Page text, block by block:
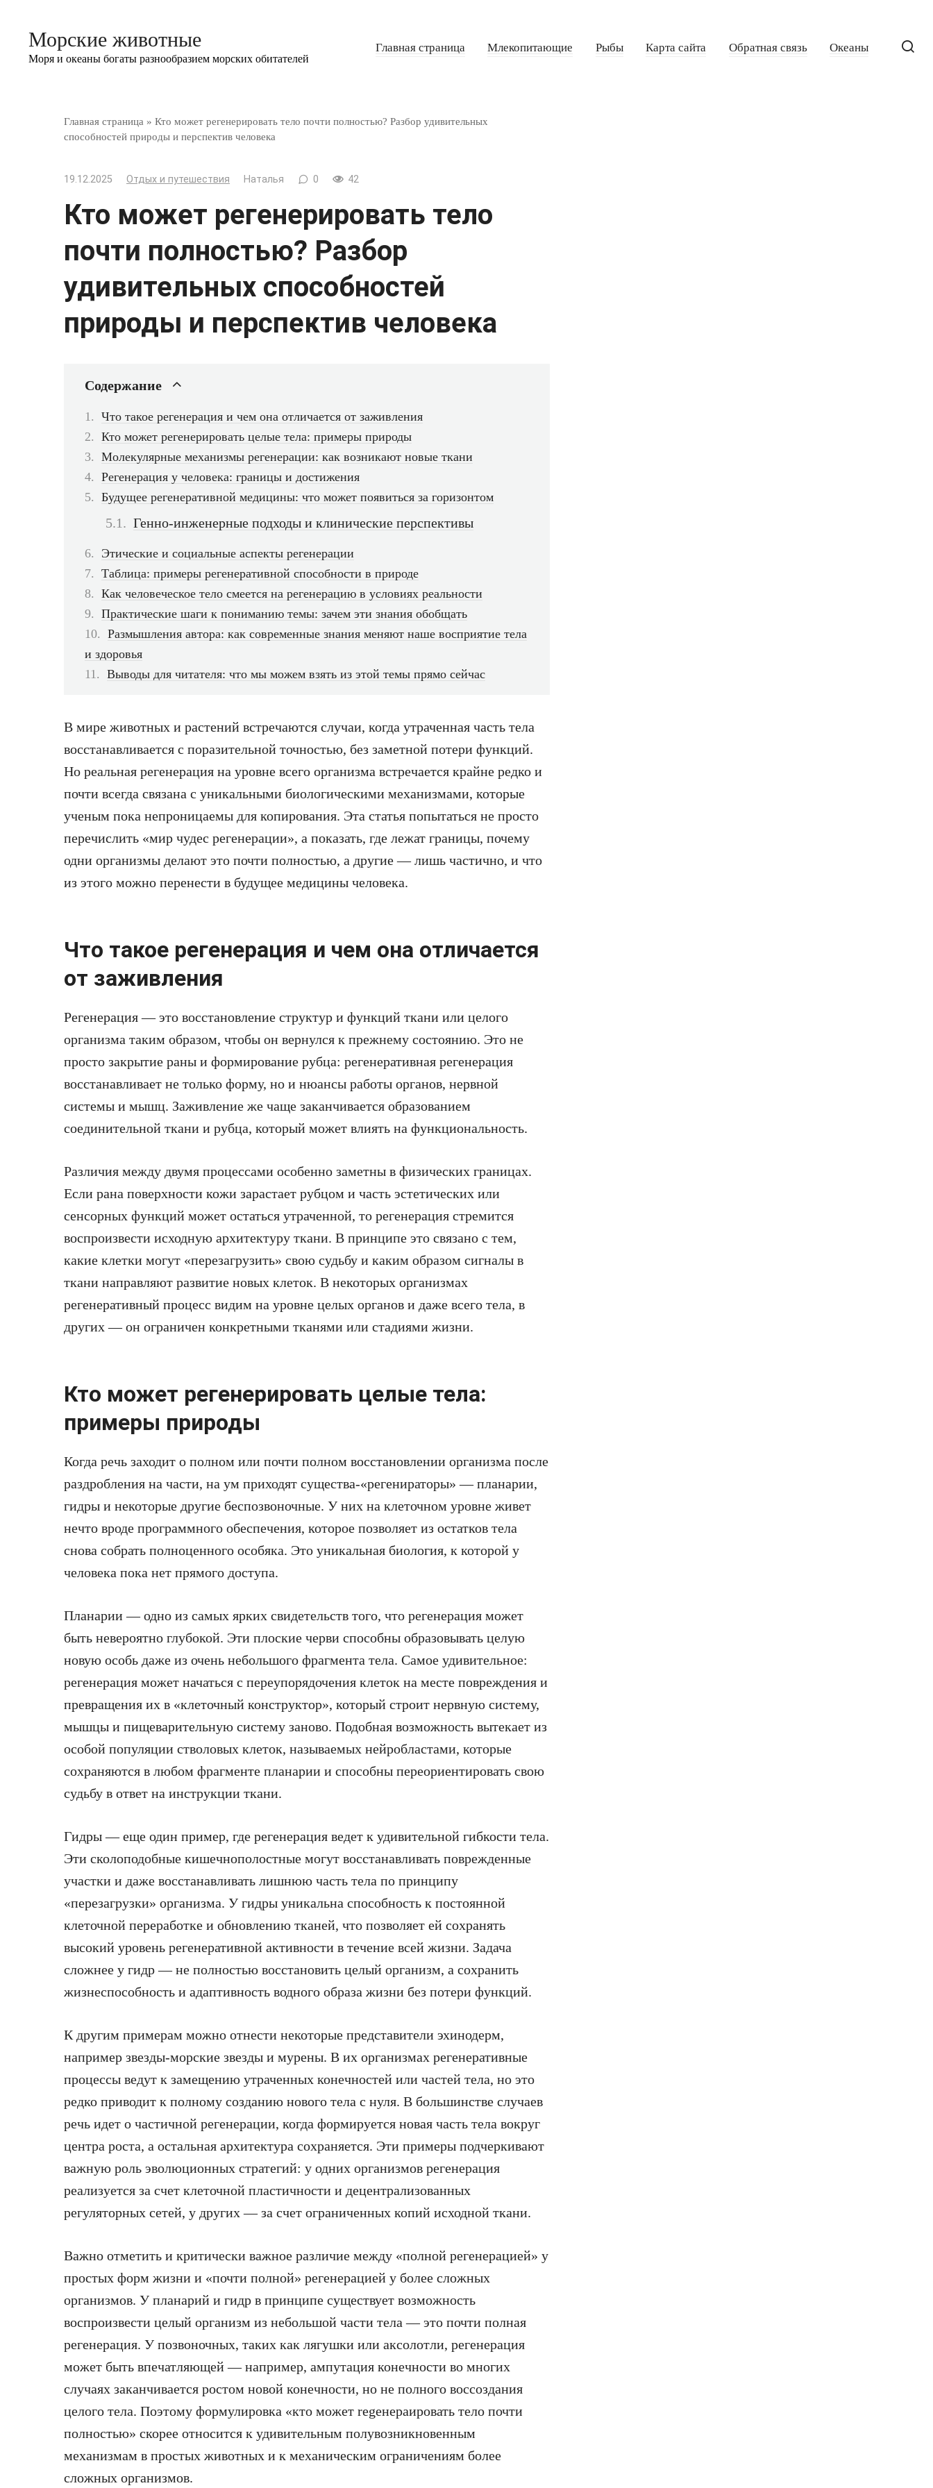
контентуМорские животные
Моря и океаны богаты разнообразием морских обитателей
Главная страница Млекопитающие Рыбы Карта сайта Обратная связь Океаны
Главная страница » Кто может регенерировать тело почти полностью? Разбор удивительных
способностей природы и перспектив человека
19.12.2025 Отдых и путешествия Наталья 0 42
Кто может регенерировать тело
почти полностью? Разбор
удивительных способностей
природы и перспектив человека
Содержание
Что такое регенерация и чем она отличается от заживления
Кто может регенерировать целые тела: примеры природы
Молекулярные механизмы регенерации: как возникают новые ткани
Регенерация у человека: границы и достижения
Будущее регенеративной медицины: что может появиться за горизонтом
Генно-инженерные подходы и клинические перспективы
Этические и социальные аспекты регенерации
Таблица: примеры регенеративной способности в природе
Как человеческое тело смеется на регенерацию в условиях реальности
Практические шаги к пониманию темы: зачем эти знания обобщать
Размышления автора: как современные знания меняют наше восприятие тела
и здоровья
Выводы для читателя: что мы можем взять из этой темы прямо сейчас
В мире животных и растений встречаются случаи, когда утраченная часть тела
восстанавливается с поразительной точностью, без заметной потери функций.
Но реальная регенерация на уровне всего организма встречается крайне редко и
почти всегда связана с уникальными биологическими механизмами, которые
ученым пока непроницаемы для копирования. Эта статья попытаться не просто
перечислить «мир чудес регенерации», а показать, где лежат границы, почему
одни организмы делают это почти полностью, а другие — лишь частично, и что
из этого можно перенести в будущее медицины человека.
Что такое регенерация и чем она отличается
от заживления
Регенерация — это восстановление структур и функций ткани или целого
организма таким образом, чтобы он вернулся к прежнему состоянию. Это не
просто закрытие раны и формирование рубца: регенеративная регенерация
восстанавливает не только форму, но и нюансы работы органов, нервной
системы и мышц. Заживление же чаще заканчивается образованием
соединительной ткани и рубца, который может влиять на функциональность.
Различия между двумя процессами особенно заметны в физических границах.
Если рана поверхности кожи зарастает рубцом и часть эстетических или
сенсорных функций может остаться утраченной, то регенерация стремится
воспроизвести исходную архитектуру ткани. В принципе это связано с тем,
какие клетки могут «перезагрузить» свою судьбу и каким образом сигналы в
ткани направляют развитие новых клеток. В некоторых организмах
регенеративный процесс видим на уровне целых органов и даже всего тела, в
других — он ограничен конкретными тканями или стадиями жизни.
Кто может регенерировать целые тела:
примеры природы
Когда речь заходит о полном или почти полном восстановлении организма после
раздробления на части, на ум приходят существа-«регенираторы» — планарии,
гидры и некоторые другие беспозвоночные. У них на клеточном уровне живет
нечто вроде программного обеспечения, которое позволяет из остатков тела
снова собрать полноценного особяка. Это уникальная биология, к которой у
человека пока нет прямого доступа.
Планарии — одно из самых ярких свидетельств того, что регенерация может
быть невероятно глубокой. Эти плоские черви способны образовывать целую
новую особь даже из очень небольшого фрагмента тела. Самое удивительное:
регенерация может начаться с переупорядочения клеток на месте повреждения и
превращения их в «клеточный конструктор», который строит нервную систему,
мышцы и пищеварительную систему заново. Подобная возможность вытекает из
особой популяции стволовых клеток, называемых нейробластами, которые
сохраняются в любом фрагменте планарии и способны переориентировать свою
судьбу в ответ на инструкции ткани.
Гидры — еще один пример, где регенерация ведет к удивительной гибкости тела.
Эти сколоподобные кишечнополостные могут восстанавливать поврежденные
участки и даже восстанавливать лишнюю часть тела по принципу
«перезагрузки» организма. У гидры уникальна способность к постоянной
клеточной переработке и обновлению тканей, что позволяет ей сохранять
высокий уровень регенеративной активности в течение всей жизни. Задача
сложнее у гидр — не полностью восстановить целый организм, а сохранить
жизнеспособность и адаптивность водного образа жизни без потери функций.
К другим примерам можно отнести некоторые представители эхинодерм,
например звезды-морские звезды и мурены. В их организмах регенеративные
процессы ведут к замещению утраченных конечностей или частей тела, но это
редко приводит к полному созданию нового тела с нуля. В большинстве случаев
речь идет о частичной регенерации, когда формируется новая часть тела вокруг
центра роста, а остальная архитектура сохраняется. Эти примеры подчеркивают
важную роль эволюционных стратегий: у одних организмов регенерация
реализуется за счет клеточной пластичности и децентрализованных
регуляторных сетей, у других — за счет ограниченных копий исходной ткани.
Важно отметить и критически важное различие между «полной регенерацией» у
простых форм жизни и «почти полной» регенерацией у более сложных
организмов. У планарий и гидр в принципе существует возможность
воспроизвести целый организм из небольшой части тела — это почти полная
регенерация. У позвоночных, таких как лягушки или аксолотли, регенерация
может быть впечатляющей — например, ампутация конечности во многих
случаях заканчивается ростом новой конечности, но не полного воссоздания
целого тела. Поэтому формулировка «кто может regенераировать тело почти
полностью» скорее относится к удивительным полувозникновенным
механизмам в простых животных и к механическим ограничениям более
сложных организмов.